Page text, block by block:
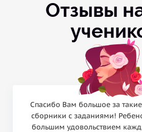
Отзывы
Спасибо Вам большое за
сборники с заданиями!
большим удовольствием